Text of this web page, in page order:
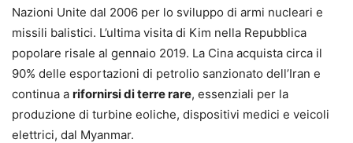
Nazioni Unite dal 2006 per lo sviluppo di armi nucleari e
missili balistici. L’ultima visita di Kim nella Repubblica
popolare risale al gennaio 2019. La Cina acquista circa il
90% delle esportazioni di petrolio sanzionato dell’Iran e
continua a rifornirsi di terre rare, essenziali per la
produzione di turbine eoliche, dispositivi medici e veicoli
elettrici, dal Myanmar.